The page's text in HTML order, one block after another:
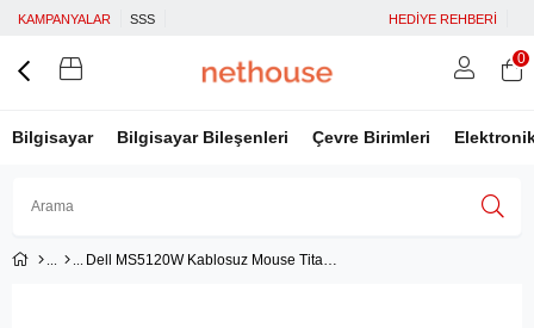
KAMPANYALAR SSS HEDİYE REHBERİ
Bilgisayar Bilgisayar Bileşenleri Çevre Birimleri
0
Dell MS5120W Kablosuz Mouse Titan Gri (570-ABHL)